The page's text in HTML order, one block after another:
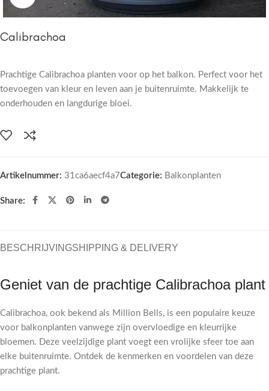
Calibrachoa
Prachtige Calibrachoa planten voor op het balkon. Perfect voor het
toevoegen van kleur en leven aan je buitenruimte. Makkelijk te
onderhouden en langdurige bloei.
Artikelnummer: 31ca6aecf4a7Categorie: Balkonplanten
Share:
BESCHRIJVINGSHIPPING & DELIVERY
Geniet van de prachtige Calibrachoa plant
Calibrachoa, ook bekend als Million Bells, is een populaire keuze
voor balkonplanten vanwege zijn overvloedige en kleurrijke
bloemen. Deze veelzijdige plant voegt een vrolijke sfeer toe aan
elke buitenruimte. Ontdek de kenmerken en voordelen van deze
prachtige plant.